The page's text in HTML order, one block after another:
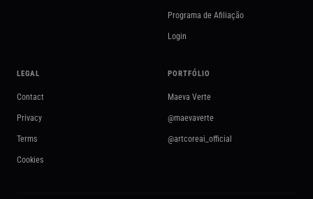
Programa de Afiliação
Login
LEGAL
Contact
Privacy
Terms
Cookies
PORTFÓLIO
Maeva Verte
@maevaverte
@artcoreai_official